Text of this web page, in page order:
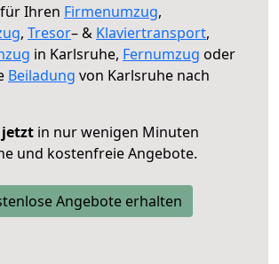
Ihren Firmenumzug,
, Tresor– & Klaviertransport,
in Karlsruhe, Fernumzug oder
Beiladung von Karlsruhe nach
jetzt in nur wenigen Minuten
und kostenfreie Angebote.
Angebote erhalten